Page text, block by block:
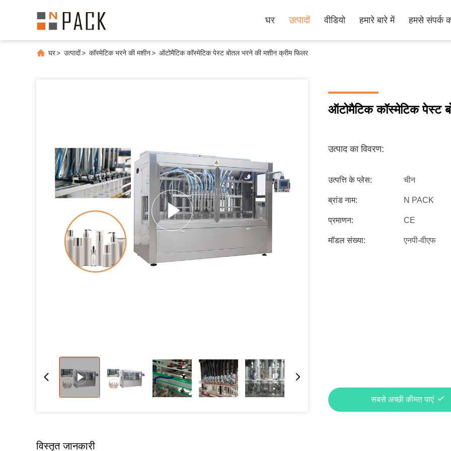
घर उत्पादों वीडियो हमारे बारे में हमसे संपर्क
घर> उत्पादों> कॉस्मेटिक भरने की मशीन> ऑटोमैटिक कॉस्मेटिक पेस्ट बोतल भरने की मशीन क्रीम फिलर
ऑटोमैटिक कॉस्मेटिक पेस्ट
उत्पाद का विवरण:
उत्पत्ति के प्लेस: चीन
ब्रांड नाम: N PACK
प्रमाणन: CE
मॉडल संख्या: एनपी-वीएफ
सबसे अच्छी कीमत पाएं
विस्तृत जानकारी